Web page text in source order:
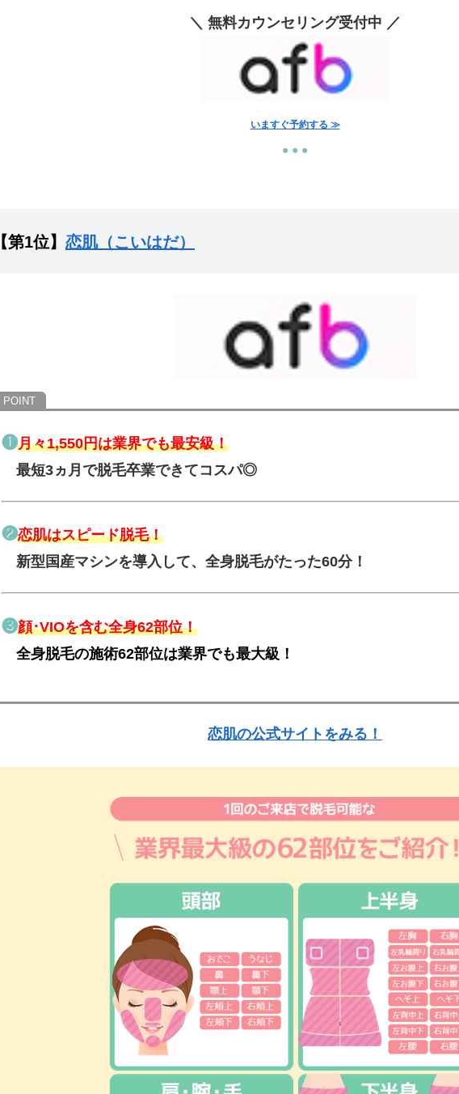
＼ 無料カウンセリング受付中 ／
いますぐ予約する ≫
● ● ●
【第1位】 恋肌（こいはだ）
❶月々1,550円は業界でも最安級！
最短3ヵ月で脱毛卒業できてコスパ◎
❷恋肌はスピード脱毛！
新型国産マシンを導入して、全身脱毛がたった60分！
❸顔･VIOを含む全身62部位！
全身脱毛の施術62部位は業界でも最大級！
恋肌の公式サイトをみる！